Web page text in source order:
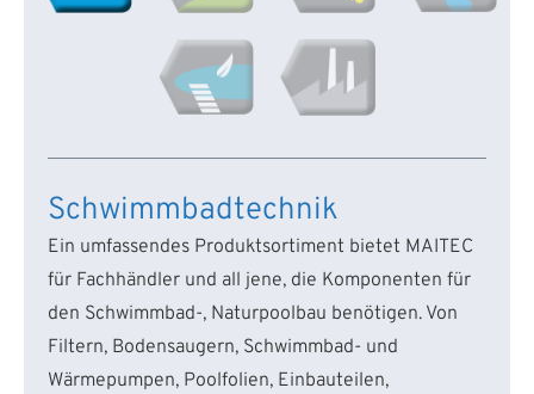
Schwimmbadtechnik
Ein umfassendes Produktsortiment bietet MAITEC
für Fachhändler und all jene, die Komponenten für
den Schwimmbad-, Naturpoolbau benötigen. Von
Filtern, Bodensaugern, Schwimmbad- und
Wärmepumpen, Poolfolien, Einbauteilen,